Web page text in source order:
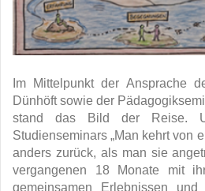
m Mittelpunkt der Ansprache
Dünhöft sowie der
stand das Bild der Reise.
Studienseminars „Man kehrt von
anders zurück, als man sie
vergangenen 18 Monate mit
gemeinsamen Erlebnissen und